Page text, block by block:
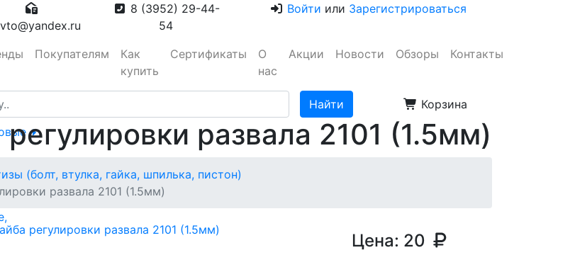
8 (3952) 29-44-
54
Войти или Зарегистрироваться
Покупателям
Как
купить
Сертификаты
О
нас
Акции Новости Обзоры Контакты
Корзина
развала 2101 (1.5мм)
(болт, втулка, гайка, шпилька, пистон)
развала 2101 (1.5мм)
Цена: 20